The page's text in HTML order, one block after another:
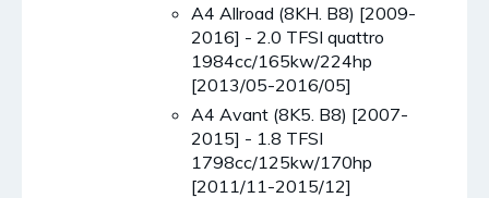
A4 Allroad (8KH. B8) [2009-
2016] - 2.0 TFSI quattro
1984cc/165kw/224hp
[2013/05-2016/05]
A4 Avant (8K5. B8) [2007-
2015] - 1.8 TFSI
1798cc/125kw/170hp
[2011/11-2015/12]